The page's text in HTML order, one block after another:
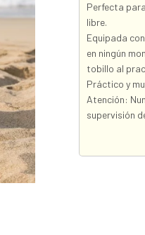
Perfecta
libre.
Equipada
en ningún
tobillo al
Práctico y
Atención:
supervisión